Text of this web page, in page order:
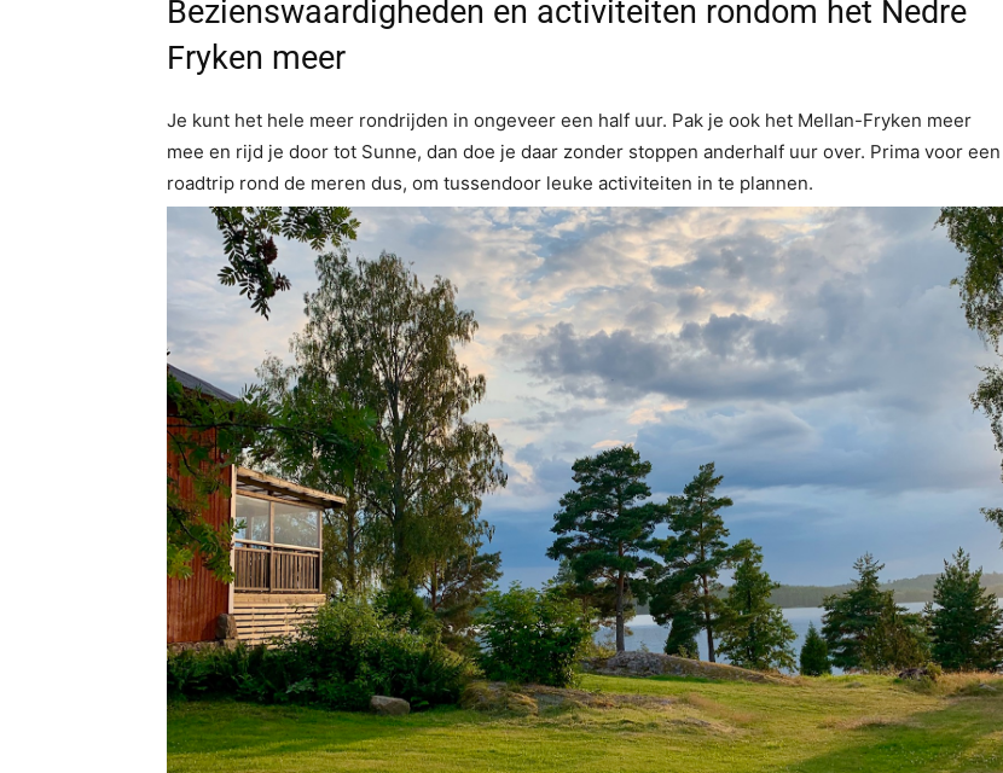
Bezienswaardigheden en activiteiten rondom het Nedre
Fryken meer
Je kunt het hele meer rondrijden in ongeveer een half uur. Pak je ook het Mellan-Fryken meer
mee en rijd je door tot Sunne, dan doe je daar zonder stoppen anderhalf uur over. Prima voor een
roadtrip rond de meren dus, om tussendoor leuke activiteiten in te plannen.